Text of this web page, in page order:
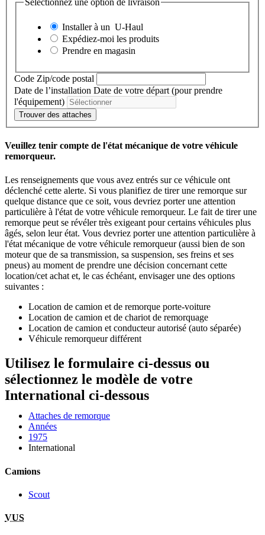
Sélectionnez une option de livraison
Installer à un U-Haul
Expédiez-moi les produits
Prendre en magasin
Code Zip/code postal
Date de l’installation Date de votre départ (pour prendre
l'équipement)
Trouver des attaches
Veuillez tenir compte de l'état mécanique de votre véhicule
remorqueur.
Les renseignements que vous avez entrés sur ce véhicule ont
déclenché cette alerte. Si vous planifiez de tirer une remorque sur
quelque distance que ce soit, vous devriez porter une attention
particulière à l'état de votre véhicule remorqueur. Le fait de tirer une
remorque peut se révéler très exigeant pour certains véhicules plus
âgés, selon leur état. Vous devriez porter une attention particulière à
l'état mécanique de votre véhicule remorqueur (aussi bien de son
moteur que de sa transmission, sa suspension, ses freins et ses
pneus) au moment de prendre une décision concernant cette
location/cet achat et, le cas échéant, envisager une des options
suivantes :
Location de camion et de remorque porte-voiture
Location de camion et de chariot de remorquage
Location de camion et conducteur autorisé (auto séparée)
Véhicule remorqueur différent
Utilisez le formulaire ci-dessus ou
sélectionnez le modèle de votre
International ci-dessous
Attaches de remorque
Années
1975
International
Camions
Scout
VUS